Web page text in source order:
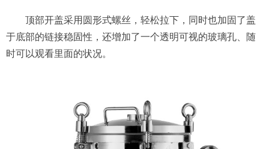
顶部开盖采用圆形式螺丝，轻松拉下，同时也加固了盖
于底部的链接稳固性，还增加了一个透明可视的玻璃孔、随
时可以观看里面的状况。